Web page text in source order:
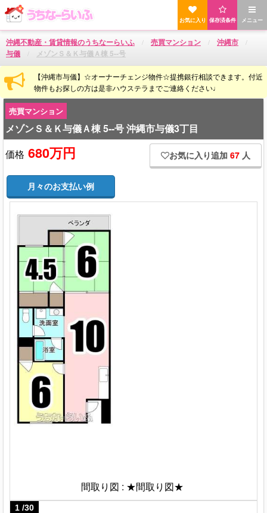
メニュー
保存済条件
お気に入り
沖縄不動産・賃貸情報のうちなーらいふ 売買マンション
沖縄市
与儀
メゾンＳ＆Ｋ与儀Ａ棟 5‐‐号
【沖縄市与儀】☆オーナーチェンジ物件☆提携銀行相談できます。付近
物件もお探しの方は是非ハウステラまでご連絡ください♩
売買マンション
メゾンＳ＆Ｋ与儀Ａ棟 5‐‐号 沖縄市与儀3丁目
価格 680万円 お気に入り追加 67 人
月々のお支払い例
間取り図 : ★間取り図★
1 /30